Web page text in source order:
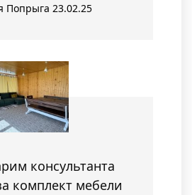
Попрыга 23.02.25
консультанта
комплект мебели